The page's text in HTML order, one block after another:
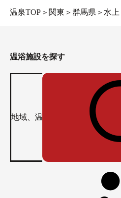
温泉TOP ＞ 関東 ＞ 群馬県 ＞ 水上
温浴施設を探す